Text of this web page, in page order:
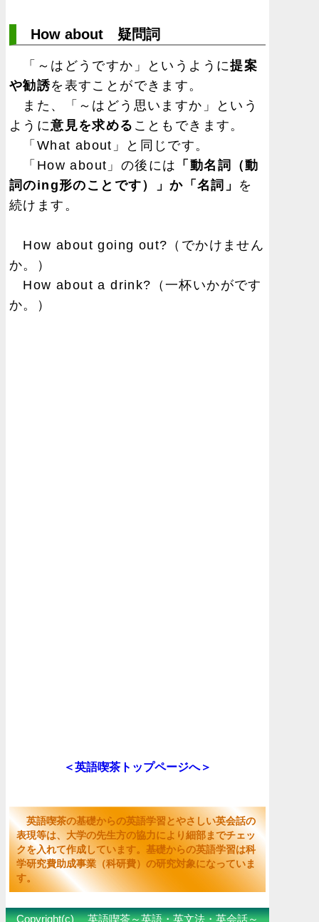
How about 疑問詞
「～はどうですか」というように提案
や勧誘を表すことができます。
また、「～はどう思いますか」という
ように意見を求める こともできます。
「What about」と同じです。
「How about」の後には 「動名詞（動
詞のing形のことです）」か「名詞」 を
続けます。
How about going out?（でかけません
か。）
How about a drink?（一杯いかがです
か。）
＜英語喫茶トップページへ＞
英語喫茶の基礎からの英語学習とやさしい英会話の
表現等は、大学の先生方の協力により細部までチェッ
クを入れて作成しています。基礎からの英語学習は科
学研究費助成事業（科研費）の研究対象になっていま
す。
Copyright(c) 英語喫茶～英語・英文法・英会話～